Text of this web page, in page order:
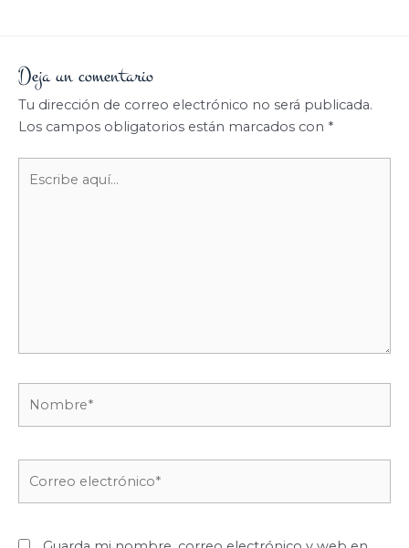
Deja un comentario
Tu dirección de correo electrónico no será publicada.
Los campos obligatorios están marcados con *
aquí...
electrónico*